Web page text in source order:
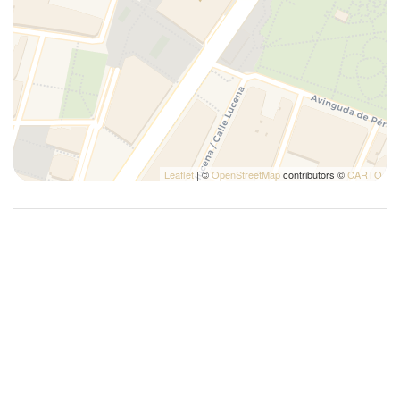
Leaflet| ©OpenStreetMapcontributors ©CARTO